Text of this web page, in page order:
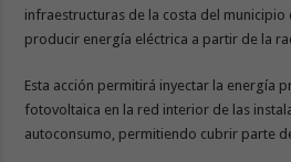
infraestructuras de la costa del municipio
producir energía eléctrica a partir de la
Esta acción permitirá inyectar la energía
fotovoltaica en la red interior de las
autoconsumo, permitiendo cubrir parte